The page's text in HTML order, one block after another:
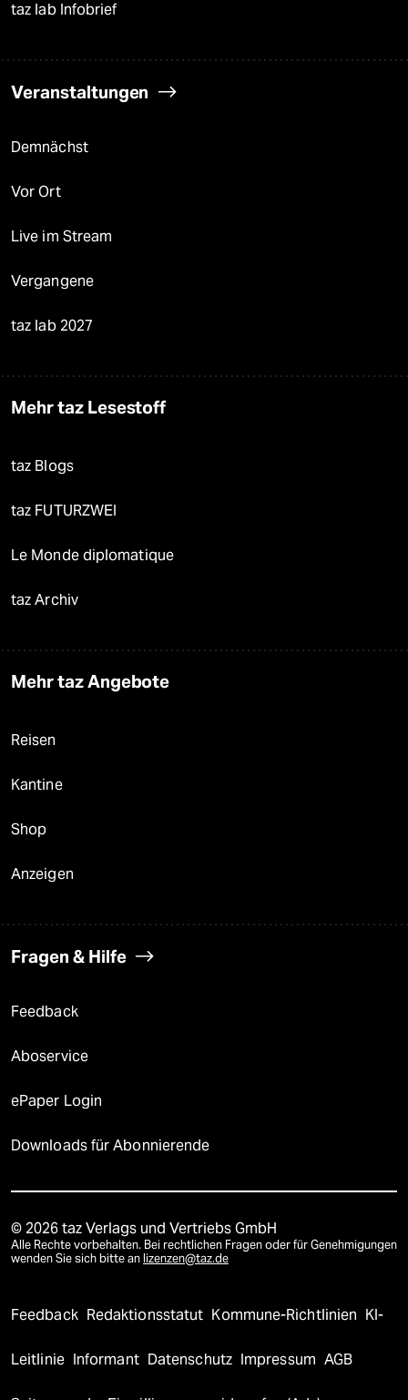
taz lab Infobrief
Veranstaltungen
Demnächst
Vor Ort
Live im Stream
Vergangene
taz lab 2027
Mehr taz Lesestoff
taz Blogs
taz FUTURZWEI
Le Monde diplomatique
taz Archiv
Mehr taz Angebote
Reisen
Kantine
Shop
Anzeigen
Fragen & Hilfe
Feedback
Aboservice
ePaper Login
Downloads für Abonnierende
© 2026 taz Verlags und Vertriebs GmbH
Alle Rechte vorbehalten. Bei rechtlichen Fragen oder für Genehmigungen
wenden Sie sich bitte an lizenzen@taz.de
Feedback Redaktionsstatut Kommune-Richtlinien KI-
Leitlinie Informant Datenschutz Impressum AGB